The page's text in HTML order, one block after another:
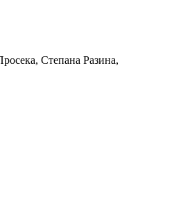
Степана Разина,